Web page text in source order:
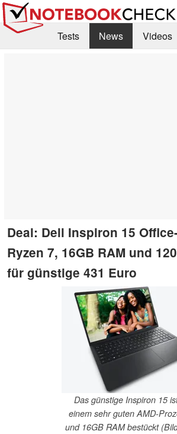
Tests News
Videos
Deal: Dell Inspiron 15
Ryzen 7, 16GB RAM und
für günstige 431 Euro
Das günstige Inspiron 15
einem sehr guten AMD-
und 16GB RAM bestückt